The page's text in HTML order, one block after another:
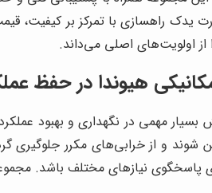
یدک راهسازی با تمرکز بر کیفیت،
اولویت‌های اصلی می‌داند.
هیوندا در حفظ
بسیار مهمی در نگهداری و بهبود
و از خرابی‌های مکرر جلوگیری
نیازهای مختلف باشد.